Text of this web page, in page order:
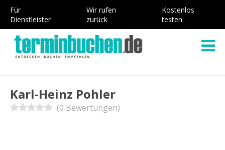
Für
Dienstleister
Wir rufen
zurück
Kostenlos
testen
Karl-Heinz Pohler
(0 Bewertungen)